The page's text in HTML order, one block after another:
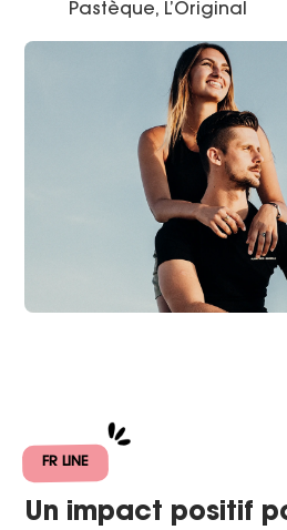
Pastèque, L’Original
FR LINE
Un impact positif